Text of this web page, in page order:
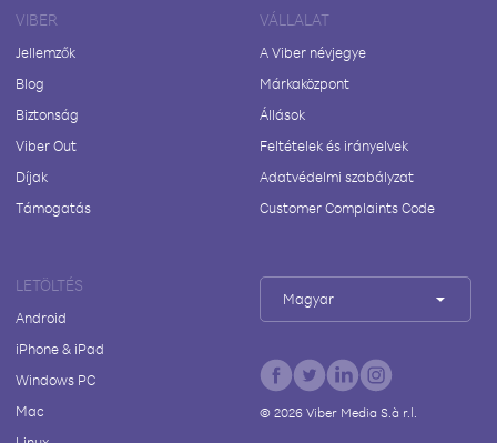
VIBER
Jellemzők
Blog
Biztonság
Viber Out
Díjak
Támogatás
VÁLLALAT
A Viber névjegye
Márkaközpont
Állások
Feltételek és irányelvek
Adatvédelmi szabályzat
Customer Complaints Code
LETÖLTÉS
Android
iPhone & iPad
Windows PC
Mac
Magyar
© 2026Viber Media S.à r.l.